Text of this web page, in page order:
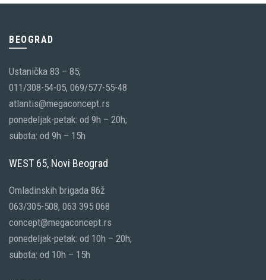
Opcije
stranici
proizvoda.
BEOGRAD
Ustanička 83 – 85;
011/308-54-05, 069/577-55-48
atlantis@megaconcept.rs
ponedeljak-petak: od 9h – 20h;
subota: od 9h – 15h
WEST 65, Novi Beograd
Omladinskih brigada 86ž
063/305-508, 063 395 068
concept@megaconcept.rs
ponedeljak-petak: od 10h – 20h;
subota: od 10h – 15h